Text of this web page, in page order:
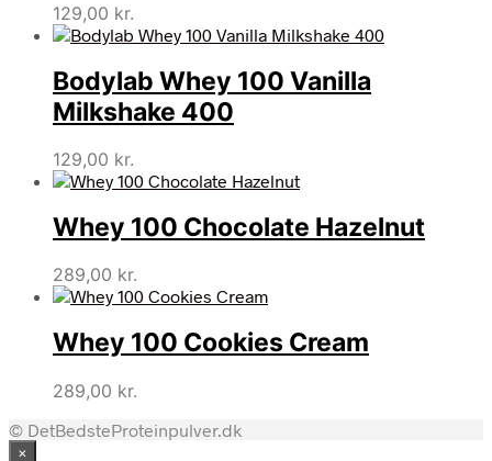
129,00 kr.
Bodylab Whey 100 Vanilla
Milkshake 400
129,00 kr.
Whey 100 Chocolate Hazelnut
289,00 kr.
Whey 100 Cookies Cream
289,00 kr.
© DetBedsteProteinpulver.dk
×